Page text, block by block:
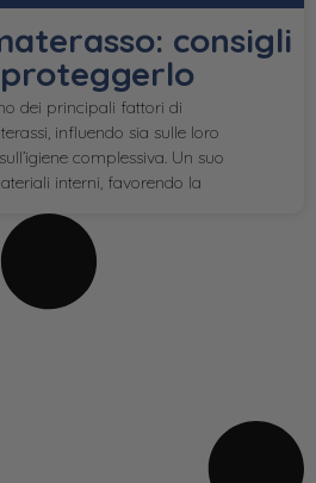
consigli
dei principali fattori di
influendo sia sulle loro
complessiva. Un suo
interni, favorendo la